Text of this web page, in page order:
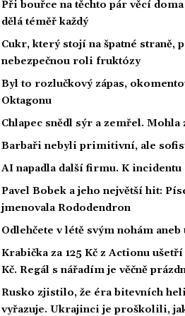
Při bouřce na těchto pár věcí
dělá téměř každý
Cukr, který stojí na špatné straně,
nebezpečnou roli fruktózy
Byl to rozlučkový zápas,
Oktagonu
Chlapec snědl sýr a zemřel. Mohla
Barbaři nebyli primitivní, ale
AI napadla další firmu. K incidentu
Pavel Bobek a jeho největší hit:
jmenovala Rododendron
Odlehčete v létě svým nohám
Krabička za 125 Kč z Actionu
Kč. Regál s nářadím je věčně
Rusko zjistilo, že éra bitevních
vyřazuje. Ukrajinci je proškolili,